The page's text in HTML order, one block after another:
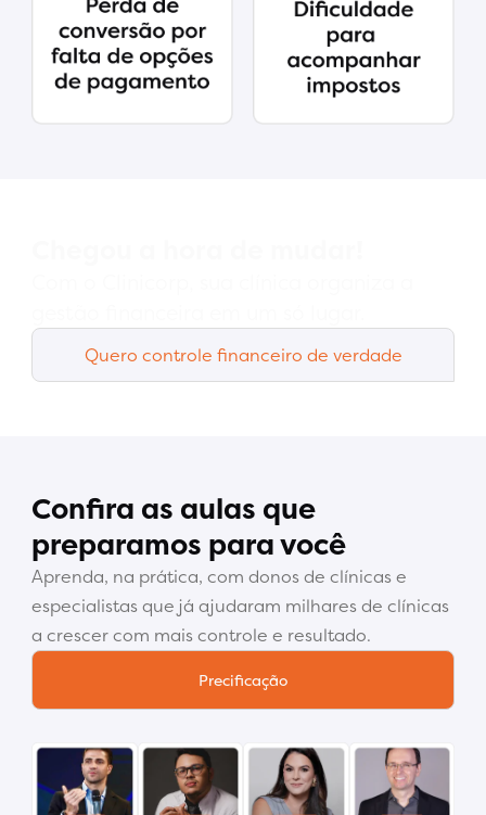
Quero controle financeiro de verdade
Confira as aulas que
preparamos para você
Aprenda, na prática, com donos de clínicas e
especialistas que já ajudaram milhares de clínicas
a crescer com mais controle e resultado.
Precificação